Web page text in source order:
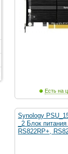
Есть на
Synology
_2 Блок
RS822RP+,